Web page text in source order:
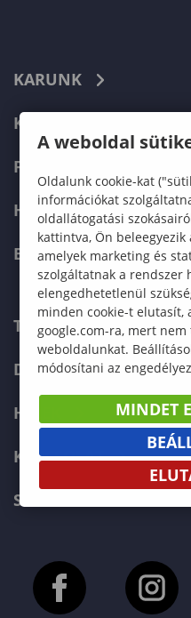
KARUNK
KÉPZÉSEK
FELVÉTELIZŐKNEK
HALLGATÓKNAK
ERASMUS+
TELEFONKÖNYV
DOKUMENTUMOK
HÍREK
KAPCSOLAT
SOPRONI EGYETEM
A weboldal
Oldalunk cookie-kat
információkat
oldallátogatási
kattintva, Ön
amelyek marketing és
szolgáltatnak a rendszer
elengedhetetlenül
minden cookie-t elutasít,
google.com-ra, mert
weboldalunkat.
módosítani az
MINDET